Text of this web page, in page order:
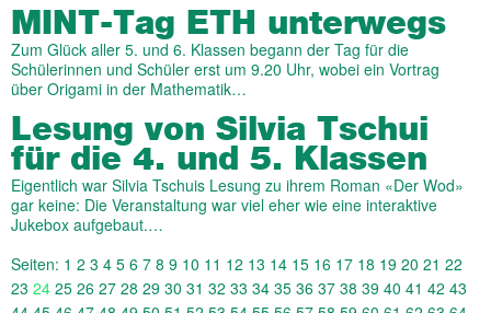
MINT-Tag ETH unterwegs
Zum Glück aller 5. und 6. Klassen begann der Tag für die
Schülerinnen und Schüler erst um 9.20 Uhr, wobei ein Vortrag
über Origami in der Mathematik…
Lesung von Silvia Tschui
für die 4. und 5. Klassen
Eigentlich war Silvia Tschuis Lesung zu ihrem Roman «Der Wod»
gar keine: Die Veranstaltung war viel eher wie eine interaktive
Jukebox aufgebaut.…
Seiten: 1 2 3 4 5 6 7 8 9 10 11 12 13 14 15 16 17 18 19 20 21 22
23 24 25 26 27 28 29 30 31 32 33 34 35 36 37 38 39 40 41 42 43